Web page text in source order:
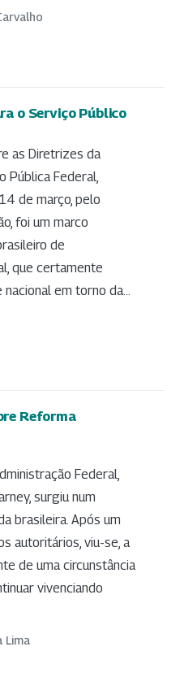
o Serviço Público
as Diretrizes da
Pública Federal,
de março, pelo
foi um marco
de
que certamente
em torno da...
Reforma
Federal,
surgiu num
brasileira. Após um
autoritários, viu-se, a
de uma circunstância
vivenciando
Lima